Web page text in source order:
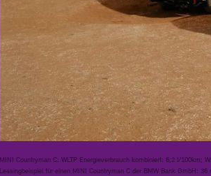
MINI Countryman C: WLTP Energieverbrauch kombiniert: 6,2 l/100km;
Leasingbeispiel für einen MINI Countryman C der BMW Bank GmbH: